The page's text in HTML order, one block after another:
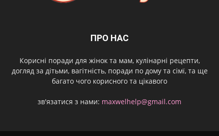
ПРО НАС
Корисні поради для жінок та мам, кулінарні рецепти,
догляд за дітьми, вагітність, поради по дому та сімї, та ще
багато чого корисного та цікавого
зв'язатися з нами: maxwelhelp@gmail.com